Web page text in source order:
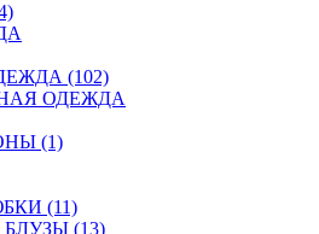
(102)
ОДЕЖДА
(1)
(11)
(13)